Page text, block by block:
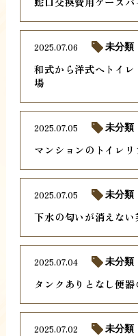
和式から洋式へトイ
場
2025.07.06 未分類
マンションのトイレ
2025.07.05 未分類
下水の匂いが消えな
2025.07.05 未分類
タンクありとなし便器
2025.07.04 未分類
2025.07.02 未分類